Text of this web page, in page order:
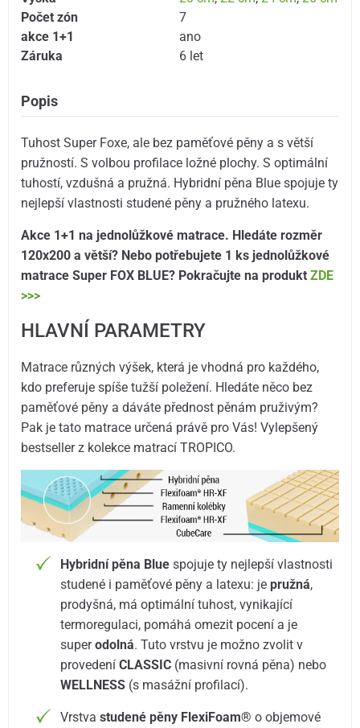
Počet zón
7
akce 1+1
ano
Záruka
6 let
Popis
Tuhost Super Foxe, ale bez paměťové pěny a s větší
pružností. S volbou profilace ložné plochy. S optimální
tuhostí, vzdušná a pružná. Hybridní pěna Blue spojuje ty
nejlepší vlastnosti studené pěny a pružného latexu.
Akce 1+1 na jednolůžkové matrace. Hledáte rozměr
120x200 a větší? Nebo potřebujete 1 ks jednolůžkové
matrace Super FOX BLUE? Pokračujte na produktZDE
>>>
HLAVNÍ PARAMETRY
Matrace různých výšek, která je vhodná pro každého,
kdo preferuje spíše tužší poležení. Hledáte něco bez
paměťové pěny a dáváte přednost pěnám pruživým?
Pak je tato matrace určená právě pro Vás! Vylepšený
bestseller z kolekce matrací TROPICO.
Hybridní pěna Blue spojuje ty nejlepší vlastnosti
studené i paměťové pěny a latexu: jepružná,
prodyšná, má optimální tuhost, vynikající
termoregulaci, pomáhá omezit pocení a je
superodolná. Tuto vrstvu je možno zvolit v
provedeníCLASSIC (masivní rovná pěna) nebo
WELLNESS (s masážní profilací).
Vrstvastudené pěny FlexiFoam® o objemové